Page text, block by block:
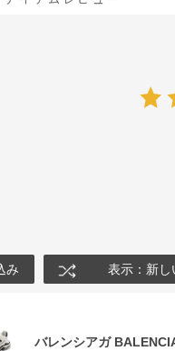
み 表示：新し
バレンシアガ